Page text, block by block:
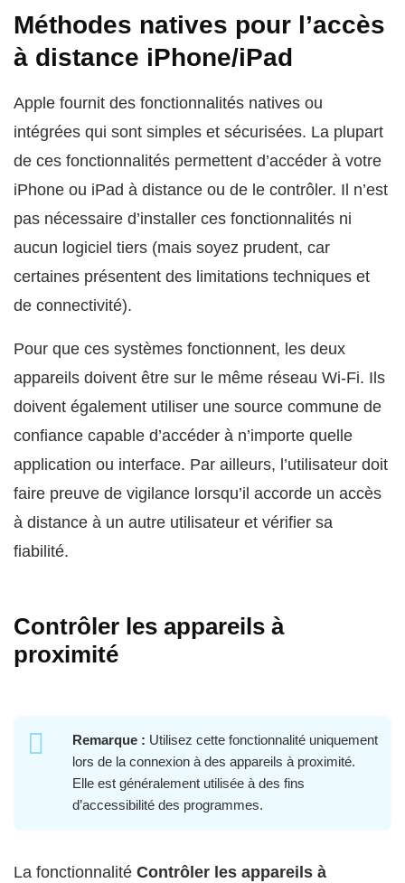
Méthodes natives pour l’accès
à distance iPhone/iPad
Apple fournit des fonctionnalités natives ou
intégrées qui sont simples et sécurisées. La plupart
de ces fonctionnalités permettent d’accéder à votre
iPhone ou iPad à distance ou de le contrôler. Il n’est
pas nécessaire d’installer ces fonctionnalités ni
aucun logiciel tiers (mais soyez prudent, car
certaines présentent des limitations techniques et
de connectivité).
Pour que ces systèmes fonctionnent, les deux
appareils doivent être sur le même réseau Wi-Fi. Ils
doivent également utiliser une source commune de
confiance capable d’accéder à n’importe quelle
application ou interface. Par ailleurs, l’utilisateur doit
faire preuve de vigilance lorsqu’il accorde un accès
à distance à un autre utilisateur et vérifier sa
fiabilité.
Contrôler les appareils à
proximité
Remarque : Utilisez cette fonctionnalité uniquement
lors de la connexion à des appareils à proximité.
Elle est généralement utilisée à des fins
d’accessibilité des programmes.
La fonctionnalité Contrôler les appareils à